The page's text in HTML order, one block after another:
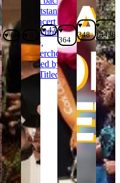
♥ 68
♥ 47 ♥
364
♥
348
♥
14438